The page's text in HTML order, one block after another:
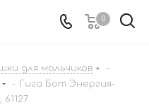
0
для мальчиков
-
-
Гига Бот Энергия-